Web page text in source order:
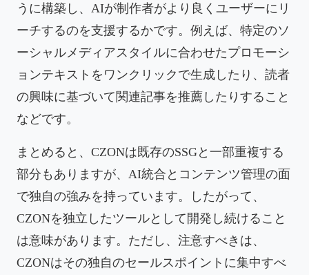
うに構築し、AIが制作者がより良くユーザーにリ
ーチするのを支援するかです。例えば、特定のソ
ーシャルメディアスタイルに合わせたプロモーシ
ョンテキストをワンクリックで生成したり、読者
の興味に基づいて関連記事を推薦したりすること
などです。
まとめると、CZONは既存のSSGと一部重複する
部分もありますが、AI統合とコンテンツ管理の面
で独自の強みを持っています。したがって、
CZONを独立したツールとして開発し続けること
は意味があります。ただし、注意すべきは、
CZONはその独自のセールスポイントに集中すべ